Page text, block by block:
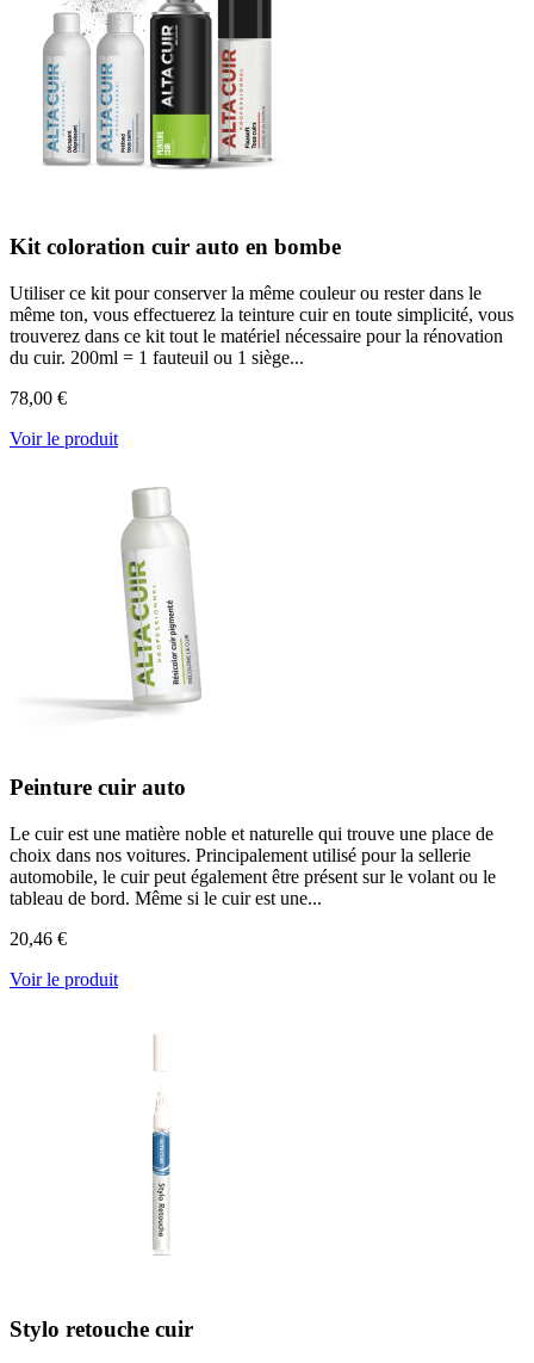
Kit coloration cuir auto en bombe
Utiliser ce kit pour conserver la même couleur ou rester dans le
même ton, vous effectuerez la teinture cuir en toute simplicité, vous
trouverez dans ce kit tout le matériel nécessaire pour la rénovation
du cuir. 200ml = 1 fauteuil ou 1 siège...
78,00 €
Voir le produit
Peinture cuir auto
Le cuir est une matière noble et naturelle qui trouve une place de
choix dans nos voitures. Principalement utilisé pour la sellerie
automobile, le cuir peut également être présent sur le volant ou le
tableau de bord. Même si le cuir est une...
20,46 €
Voir le produit
Stylo retouche cuir